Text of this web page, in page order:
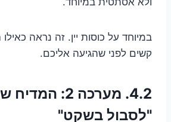
במיוחד על כוסות יין. זה נראה
קשים לפני שהגיעה אליכם.
4.2. מערכה 2:
"לסבול בשקט"